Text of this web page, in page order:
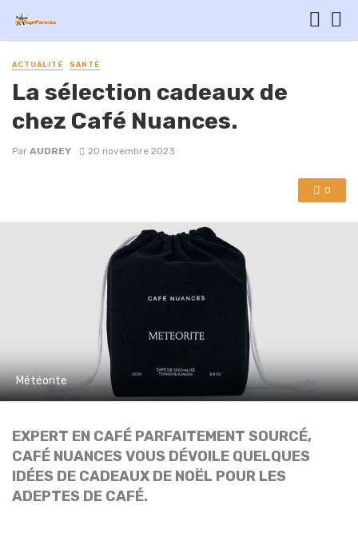
ACTUALITÉ SANTÉ
La sélection cadeaux de
chez Café Nuances.
Par AUDREY 20 novembre 2023
0
Météorite
EXPERT EN CAFÉ PARFAITEMENT SOURCÉ,
CAFÉ NUANCES VOUS DÉVOILE QUELQUES
IDÉES DE CADEAUX DE NOËL POUR LES
ADEPTES DE CAFÉ.